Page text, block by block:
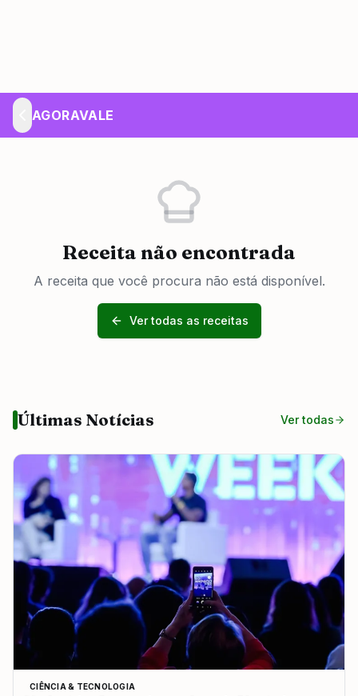
AGORAVALE
Receita não encontrada
A receita que você procura não está disponível.
Ver todas as receitas
Últimas Notícias Ver todas
CIÊNCIA & TECNOLOGIA